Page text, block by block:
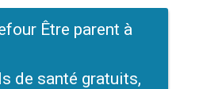
Être parent à
de santé gratuits,